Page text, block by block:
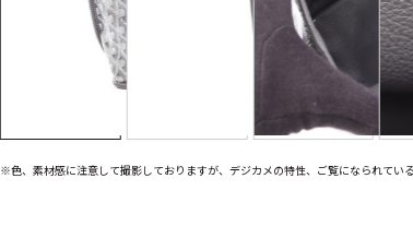
※色、素材感に注意して撮影しておりますが、デジカメの特性、ご覧になられてい